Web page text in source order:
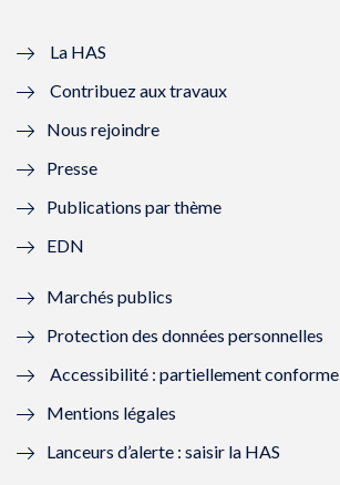
l
l
f
n
ê
t
r
e
e
e
n
ê
r
ê
t
e
ê
La HAS
Contribuez aux travaux
Nous rejoindre
Presse
Publications par thème
EDN
Marchés publics
Protection des données personnelles
Accessibilité : partiellement conforme
Mentions légales
Lanceurs d’alerte : saisir la HAS